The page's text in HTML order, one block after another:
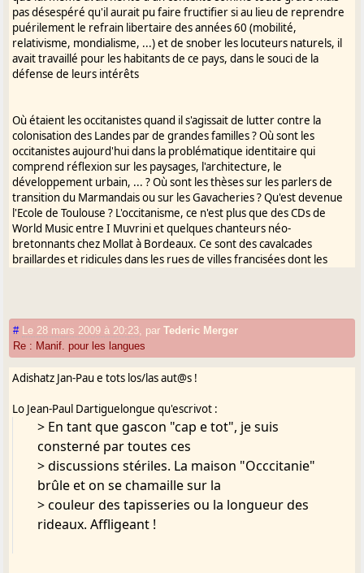
d'étroits cercles d'initiés,
> > et rejette les locuteurs naturels qualifiés de
« patoisants ».
> >
> > nulle, puisque sont écartés ceux qui ont
toujours parlé la langue de
> > leurs pères.
> >
> > En annexe, pour mettre les pendules à
l'heure, un paragraphe du livre
> > que Guilhem Pépin et moi venons de
publier chez Pyrémonde,
> > Cordialement,
> >
> > J. L.
> >
> > 0-5
pas désespéré qu'il aurait pu faire fructifier si au lieu de reprendre
puérilement le refrain libertaire des années 60 (mobilité,
relativisme, mondialisme, ...) et de snober les locuteurs naturels, il
avait travaillé pour les habitants de ce pays, dans le souci de la
défense de leurs intérêts
Où étaient les occitanistes quand il s'agissait de lutter contre la
colonisation des Landes par de grandes familles ? Où sont les
occitanistes aujourd'hui dans la problématique identitaire qui
comprend réflexion sur les paysages, l'architecture, le
développement urbain, ... ? Où sont les thèses sur les parlers de
transition du Marmandais ou sur les Gavacheries ? Qu'est devenue
l'Ecole de Toulouse ? L'occitanisme, ce n'est plus que des CDs de
World Music entre I Muvrini et quelques chanteurs néo-
bretonnants chez Mollat à Bordeaux. Ce sont des cavalcades
braillardes et ridicules dans les rues de villes francisées dont les
que les occitanistes s'en moqueraient, les panneaux à l'entrée du
village indiquent le nom en occitan, ça suffit.
lui a pardonné le meurtre du vieux félibrige. En Béarn, on lui
festival ringard dont tout le Béarn s'arrachait les disques, devenu
un événement moderne et occitan, délaissé de tous). On lui
pardonne tout à l'occitanisme. Et lui-même en joue : qui l'attaque
attaque la langue (remarquez ce totem : "LA" langue, c'est
psychotique). Et c'est à peine si l'on n'est pas un immonde fasciste
quand on s'avance prudemment à évoquer l'afflux de migrants en
provenance du Nord de la France (appelé pudiquement
héliotropisme) comme un coup peut-être fatal à ce qui reste des
cultures autochtones.
# Le 28 mars 2009 à 20:23 parTederic Merger
Re : Manif. pour les langues
Adishatz Jan-Pau e tots los/las aut@s !
Lo Jean-Paul Dartiguelongue qu'escrivot :
> En tant que gascon "cap e tot", je suis
consterné par toutes ces
> discussions stériles. La maison "Occcitanie"
brûle et on se chamaille sur la
> couleur des tapisseries ou la longueur des
rideaux. Affligeant !